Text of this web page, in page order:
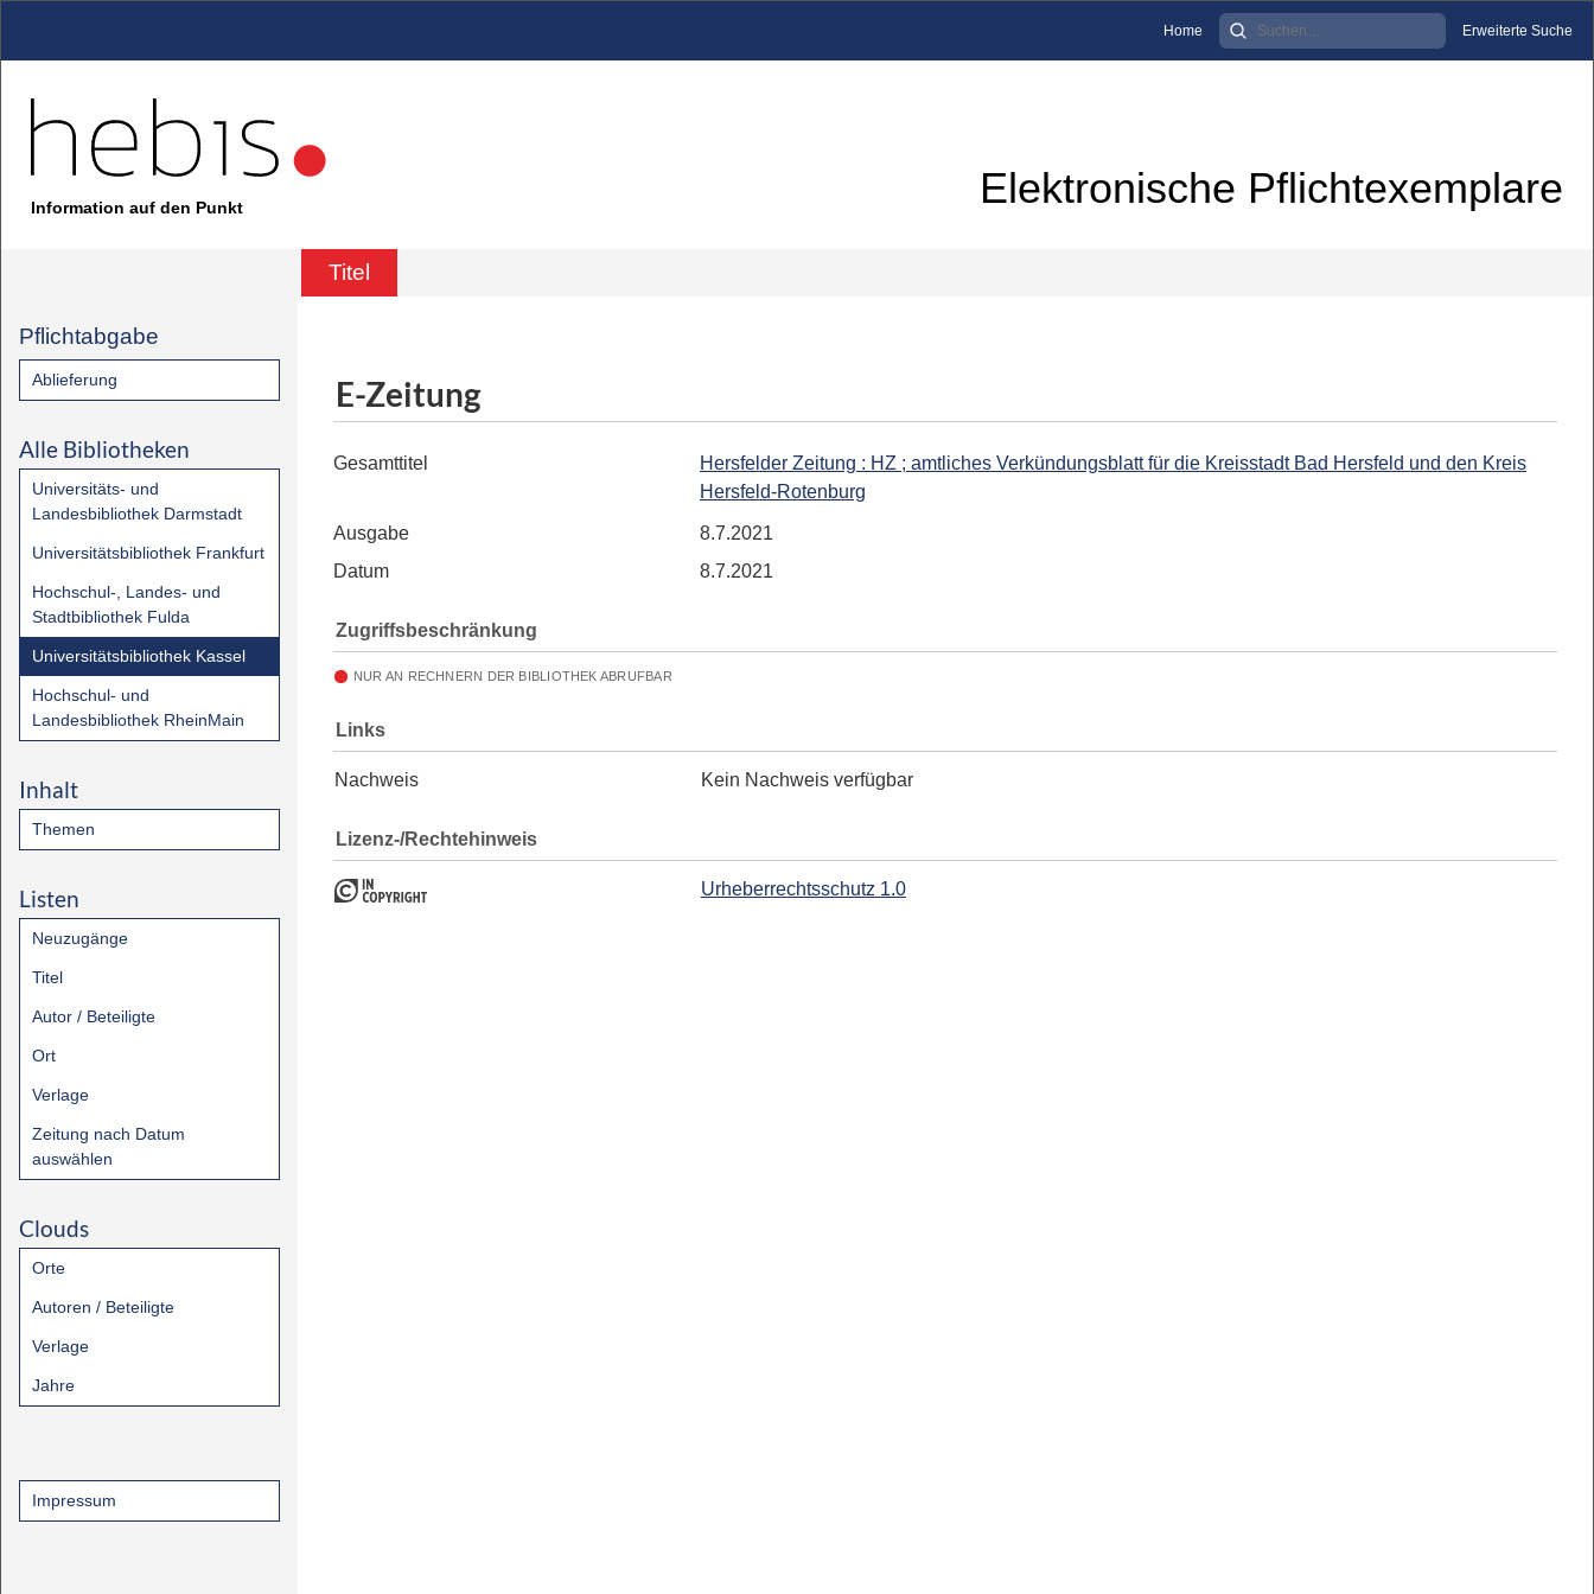
Home Erweiterte Suche
Information auf den Punkt Elektronische Pflichtexemplare
Titel
Pflichtabgabe
Ablieferung
Alle Bibliotheken
Universitäts- und
Landesbibliothek Darmstadt
Universitätsbibliothek Frankfurt
Hochschul-, Landes- und
Stadtbibliothek Fulda
Universitätsbibliothek Kassel
Hochschul- und
Landesbibliothek RheinMain
Inhalt
Themen
Listen
Neuzugänge
Titel
Autor / Beteiligte
Ort
Verlage
Zeitung nach Datum
auswählen
Clouds
Orte
Autoren / Beteiligte
Verlage
Jahre
Impressum
E-Zeitung
Gesamttitel
Hersfelder Zeitung : HZ ; amtliches Verkündungsblatt für die Kreisstadt Bad Hersfeld und den Kreis
Hersfeld-Rotenburg
Ausgabe
8.7.2021
Datum
8.7.2021
Zugriffsbeschränkung
NUR AN RECHNERN DER BIBLIOTHEK ABRUFBAR
Links
Nachweis Kein Nachweis verfügbar
Lizenz-/Rechtehinweis
Urheberrechtsschutz 1.0